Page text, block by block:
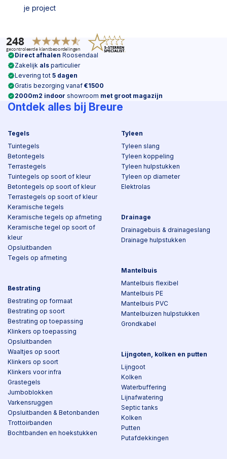
je project
Direct afhalen Roosendaal
Zakelijk als particulier
Levering tot 5 dagen
Gratis bezorging vanaf €1500
2000m2 indoor showroom met groot magazijn
Ontdek alles bij Breure
Tegels
Tuintegels
Betontegels
Terrastegels
Tuintegels op soort of kleur
Betontegels op soort of kleur
Terrastegels op soort of kleur
Keramische tegels
Keramische tegels op afmeting
Keramische tegel op soort of
kleur
Opsluitbanden
Tegels op afmeting
Bestrating
Bestrating op formaat
Bestrating op soort
Bestrating op toepassing
Klinkers op toepassing
Opsluitbanden
Waaltjes op soort
Klinkers op soort
Klinkers voor infra
Grastegels
Jumboblokken
Varkensruggen
Opsluitbanden & Betonbanden
Trottoirbanden
Bochtbanden en hoekstukken
Tyleen
Tyleen slang
Tyleen koppeling
Tyleen hulpstukken
Tyleen op diameter
Elektrolas
Drainage
Drainagebuis & drainageslang
Drainage hulpstukken
Mantelbuis
Mantelbuis flexibel
Mantelbuis PE
Mantelbuis PVC
Mantelbuizen hulpstukken
Grondkabel
Lijngoten, kolken en putten
Lijngoot
Kolken
Waterbuffering
Lijnafwatering
Septic tanks
Kolken
Putten
Putafdekkingen